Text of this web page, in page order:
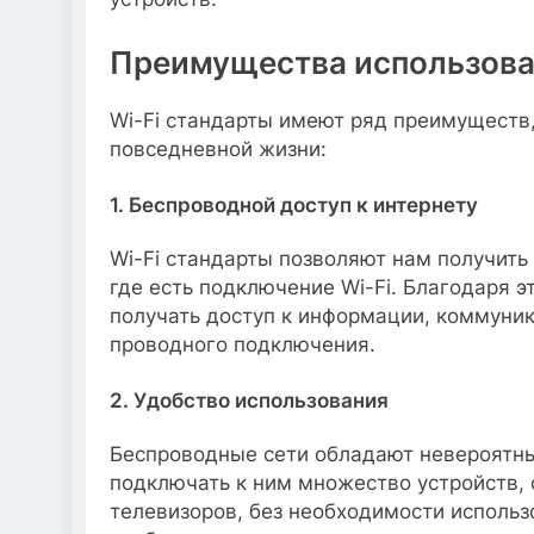
Преимущества
Wi-Fi стандарты имеют ряд
повседневной жизни:
1. Беспроводной доступ к интернету
Wi-Fi стандарты позволяют нам
где есть подключение Wi-Fi.
получать доступ к информации,
проводного подключения.
2. Удобство использования
Беспроводные сети обладают
подключать к ним множество
телевизоров, без необходимости